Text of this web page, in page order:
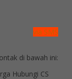
via SMS
di bawah ini:
Hubungi CS